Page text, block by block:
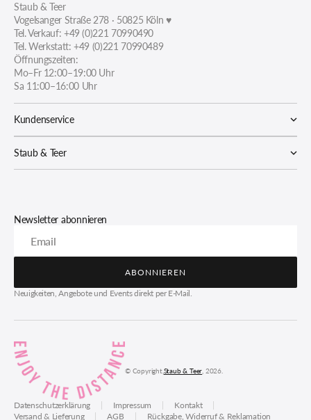
Staub & Teer
Vogelsanger Straße 278 · 50825 Köln ♥
Tel. Verkauf: +49 (0)221 70990490
Tel. Werkstatt: +49 (0)221 70990489
Öffnungszeiten:
Mo–Fr 12:00–19:00 Uhr
Sa 11:00–16:00 Uhr
Kundenservice
Staub & Teer
Newsletter abonnieren
Email
ABONNIEREN
ABONNIEREN
Neuigkeiten, Angebote und Events direkt per E-Mail.
© Copyright,Staub & Teer , 2026.
Datenschutzerklärung Impressum
Kontakt
Versand & Lieferung
AGB Rückgabe, Widerruf & Reklamation